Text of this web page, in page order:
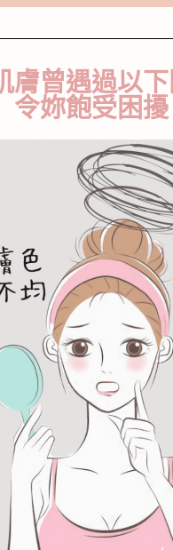
膚曾遇過以
令妳飽受困擾